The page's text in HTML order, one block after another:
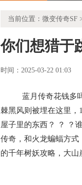
当前位置： 微变传奇SF
你们想猎于
时间：2025-03-22 01:03
蓝月传奇花钱多
棘黑风则被埋在这里，
屋子里的东西？ ？ ？
传奇，和火龙蝙蝠方式
的千年树妖攻略，大山